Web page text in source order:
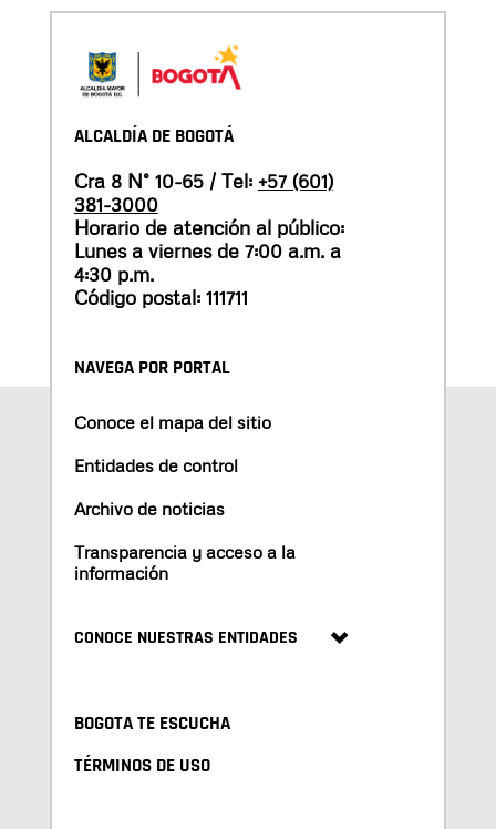
ALCALDÍA DE BOGOTÁ
Cra 8 N° 10-65 / Tel: +57 (601)
381-3000
Horario de atención al público:
Lunes a viernes de 7:00 a.m. a
4:30 p.m.
Código postal: 111711
NAVEGA POR PORTAL
Conoce el mapa del sitio
Entidades de control
Archivo de noticias
Transparencia y acceso a la
información
CONOCE NUESTRAS ENTIDADES
BOGOTA TE ESCUCHA
TÉRMINOS DE USO